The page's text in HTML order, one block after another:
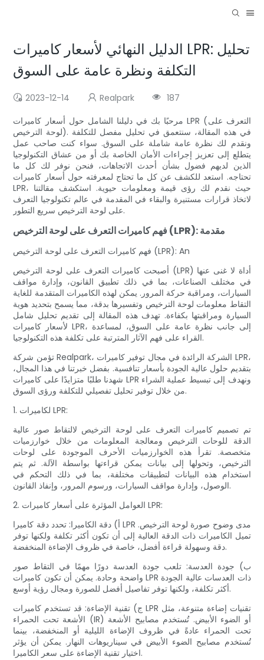
الدليل النهائي لأسعار كاميرات LPR: تحليل
التكلفة ونظرة عامة على السوق
2023-12-14 Realpark
187
مرحبًا بك في دليلنا الشامل حول أسعار كاميرات LPR (التعرف على
لوحة الترخيص). في هذه المقالة، سنتعمق في تحليل مفصل للتكلفة
ونقدم لك نظرة عامة شاملة على السوق. سواء كنت صاحب عمل
يتطلع إلى تعزيز إجراءات الأمان الخاصة بك أو من عشاق التكنولوجيا
الذين لديهم فضول بشأن أحدث الاتجاهات، فنحن نوفر لك كل ما
تحتاجه. استعد للكشف عن كل ما تحتاج لمعرفته حول أسعار كاميرات
LPR، حيث نقدم لك رؤى قيمة ومعلومات حيوية. استكشف مقالتنا
لاتخاذ قرارات مستنيرة والبقاء في المقدمة في عالم تكنولوجيا التعرف
على لوحة الترخيص سريع التطور.
فهم كاميرات التعرف على لوحة الترخيص (LPR): مقدمة
فهم كاميرات التعرف على لوحة الترخيص (LPR): An
أصبحت كاميرات التعرف على لوحة الترخيص (LPR) أداة لا غنى عنها
في مختلف الصناعات، بما في ذلك تطبيق القانون، وإدارة مواقف
السيارات، ومراقبة حركة المرور. يمكن لهذه الكاميرات المتقدمة للغاية
التقاط معلومات لوحة الترخيص وتفسيرها بدقة، مما يسمح بتحديد هوية
السيارة ومراقبتها بكفاءة. تهدف هذه المقالة إلى تقديم تحليل شامل
لأسعار كاميرات LPR، إلى جانب نظرة عامة على السوق، لمساعدة
القراء على فهم الآثار المترتبة على تكلفة هذه التكنولوجيا.
تؤمن شركة Realpark، الشركة الرائدة في مجال توفير كاميرات LPR،
بتقديم حلول عالية الجودة بأسعار تنافسية. بفضل خبرتنا في هذا المجال،
شهدنا طلبًا متزايدًا على كاميرات LPR ونهدف إلى تبسيط عملية الشراء
من خلال توفير تحليل تفصيلي للتكلفة ورؤى السوق.
1. لكاميرات LPR:
تم تصميم كاميرات التعرف على لوحة الترخيص لالتقاط صور عالية
الدقة للوحات الترخيص ومعالجة المعلومات من خلال خوارزميات
متخصصة. تقرأ هذه الخوارزميات الأحرف الموجودة على لوحات
الترخيص، وتحولها إلى بيانات يمكن قراءتها بواسطة الآلة. ثم يتم
استخدام هذه البيانات لتطبيقات مختلفة، بما في ذلك التحكم في
الوصول، وإدارة مواقف السيارات، ورسوم المرور، وإنفاذ القانون.
2. العوامل المؤثرة على أسعار كاميرات LPR:
أ) دقة الكاميرا: تحدد دقة كاميرا LPR مدى وضوح صورة لوحة الترخيص.
تميل الكاميرات ذات الدقة العالية إلى أن تكون أكثر تكلفة ولكنها توفر
دقة وسهولة قراءة أفضل، خاصة في ظروف الإضاءة المنخفضة.
ب) جودة العدسة: تلعب جودة العدسة دورًا مهمًا في التقاط صور
واضحة وحادة. يمكن أن تكون كاميرات LPR ذات العدسات عالية الجودة
أكثر تكلفة، ولكنها توفر تفاصيل أفضل للصورة ومجال رؤية أوسع.
ج) تقنية الإضاءة: قد تستخدم كاميرات LPR تقنيات إضاءة متنوعة، مثل
الأشعة تحت الحمراء (IR) أو الضوء الأبيض. تُستخدم مصابيح الأشعة
تحت الحمراء عادةً في ظروف الإضاءة الليلية أو المنخفضة، بينما
تُستخدم مصابيح الضوء الأبيض في سيناريوهات النهار. يمكن أن يؤثر
اختيار تقنية الإضاءة على سعر الكاميرا.